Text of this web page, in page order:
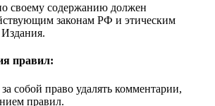
своему содержанию должен
законам РФ и этическим
правил:
собой право удалять комментарии,
правил.